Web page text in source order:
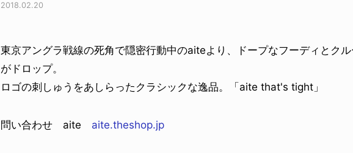
2018.02.20
東京アングラ戦線の死角で隠密行動中のaiteより、ドープなフーディとク
がドロップ。
ロゴの刺しゅうをあしらったクラシックな逸品。「aite that's tight」
問い合わせ aite aite.theshop.jp